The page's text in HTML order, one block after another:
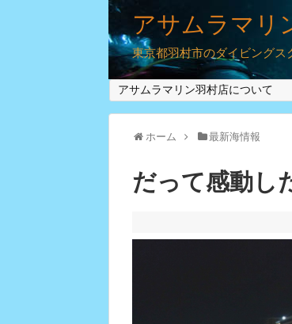
アサムラマリ
東京都羽村市のダイビングス
アサムラマリン羽村店について
ホーム 最新海情報
だって感動し